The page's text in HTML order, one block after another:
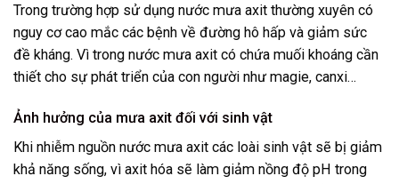
Trong trường hợp sử dụng nước mưa axit thường xuyên có
nguy cơ cao mắc các bệnh về đường hô hấp và giảm sức
đề kháng. Vì trong nước mưa axit có chứa muối khoáng cần
thiết cho sự phát triển của con người như magie, canxi…
Ảnh hưởng của mưa axit đối với sinh vật
Khi nhiễm nguồn nước mưa axit các loài sinh vật sẽ bị giảm
khả năng sống, vì axit hóa sẽ làm giảm nồng độ pH trong